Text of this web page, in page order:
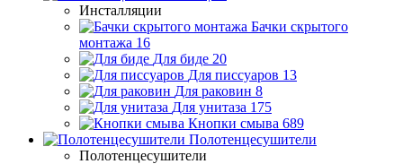
Инсталляции
Бачки скрытого
монтажа 16
Для биде 20
Для писсуаров 13
Для раковин 8
Для унитаза 175
Кнопки смыва 689
Полотенцесушители
Полотенцесушители